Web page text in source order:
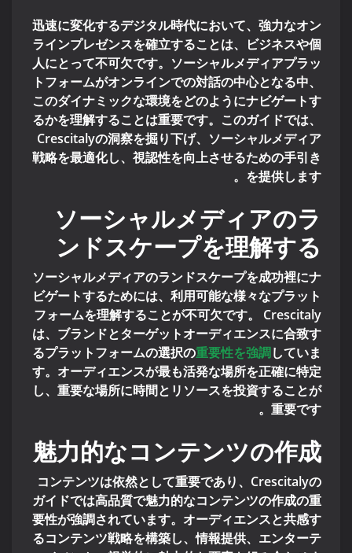
迅速に変化するデジタル時代において、強力なオン
ラインプレゼンスを確立することは、ビジネスや個
人にとって不可欠です。ソーシャルメディアプラッ
トフォームがオンラインでの対話の中心となる中、
このダイナミックな環境をどのようにナビゲートす
るかを理解することは重要です。このガイドでは、
Crescitalyの洞察を掘り下げ、ソーシャルメディア
戦略を最適化し、視認性を向上させるための手引き
を提供します。
ソーシャルメディアのラ
ンドスケープを理解する
ソーシャルメディアのランドスケープを成功裡にナ
ビゲートするためには、利用可能な様々なプラット
フォームを理解することが不可欠です。 Crescitaly
は、ブランドとターゲットオーディエンスに合致す
るプラットフォームの選択の重要性を強調していま
す。オーディエンスが最も活発な場所を正確に特定
し、重要な場所に時間とリソースを投資することが
重要です。
魅力的なコンテンツの作成
コンテンツは依然として重要であり、Crescitalyの
ガイドでは高品質で魅力的なコンテンツの作成の重
要性が強調されています。オーディエンスと共感す
るコンテンツ戦略を構築し、情報提供、エンターテ